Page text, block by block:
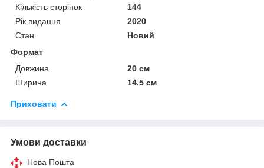
Кількість сторінок
144
Рік видання
2020
Стан
Новий
Формат
Довжина
20 см
Ширина
14.5 см
Приховати
Умови доставки
Нова Пошта